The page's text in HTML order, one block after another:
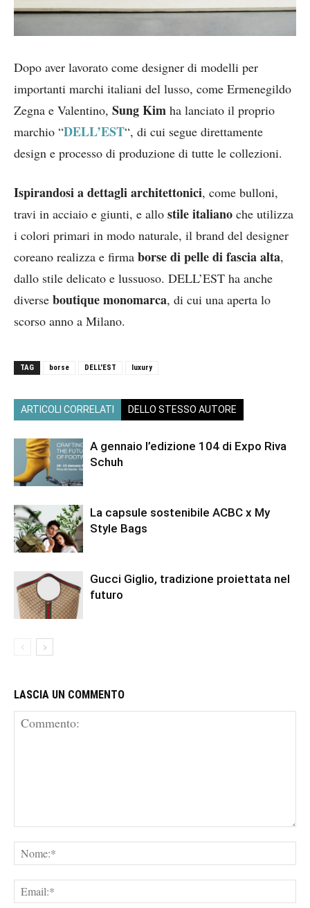
Dopo aver lavorato come designer di modelli per
importanti marchi italiani del lusso, come Ermenegildo
Zegna e Valentino, Sung Kim ha lanciato il proprio
marchio “DELL’EST“, di cui segue direttamente
design e processo di produzione di tutte le collezioni.
Ispirandosi a dettagli architettonici, come bulloni,
travi in acciaio e giunti, e allo stile italiano che utilizza
i colori primari in modo naturale, il brand del designer
coreano realizza e firma borse di pelle di fascia alta,
dallo stile delicato e lussuoso. DELL’EST ha anche
diverse boutique monomarca, di cui una aperta lo
scorso anno a Milano.
TAG borse DELL'EST luxury
ARTICOLI CORRELATI DELLO STESSO AUTORE
A gennaio l’edizione 104 di Expo Riva
Schuh
La capsule sostenibile ACBC x My
Style Bags
Gucci Giglio, tradizione proiettata nel
futuro
LASCIA UN COMMENTO